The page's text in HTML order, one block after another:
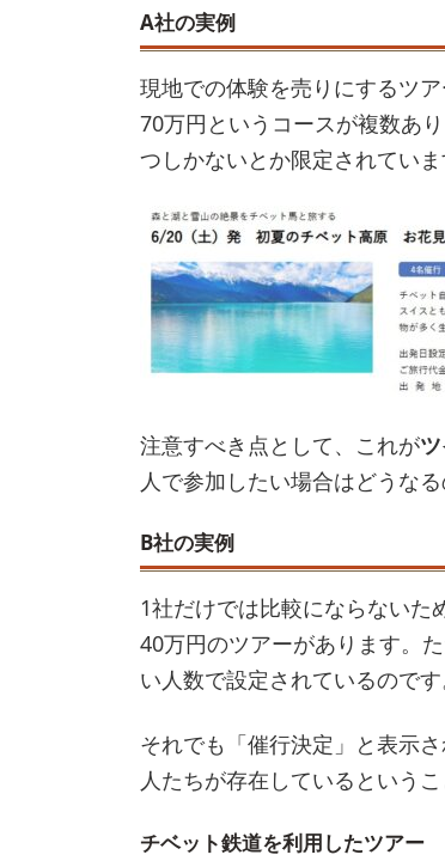
A社の実例
現地での体験を売りにするツ
70万円というコースが複数あ
つしかないとか限定されてい
注意すべき点として、これが
人で参加したい場合はどうな
B社の実例
1社だけでは比較にならないた
40万円のツアーがあります。
い人数で設定されているのです
それでも「催行決定」と表示
人たちが存在しているというこ
チベット鉄道を利用したツアー